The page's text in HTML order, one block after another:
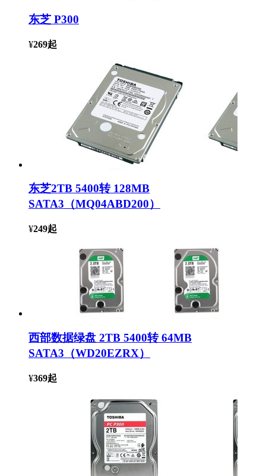
东芝 P300
¥269起
东芝2TB 5400转 128MB
SATA3（MQ04ABD200）
¥249起
西部数据绿盘 2TB 5400转 64MB
SATA3（WD20EZRX）
¥369起